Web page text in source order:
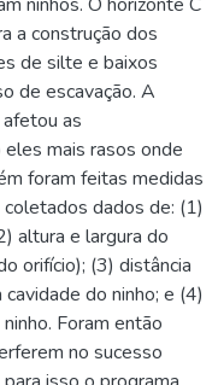
a construção dos
de silte e baixos
de escavação. A
as
mais rasos onde
foram feitas medidas
dados de: (1)
altura e largura do
orifício); (3) distância
do ninho; e (4)
Foram então
no sucesso